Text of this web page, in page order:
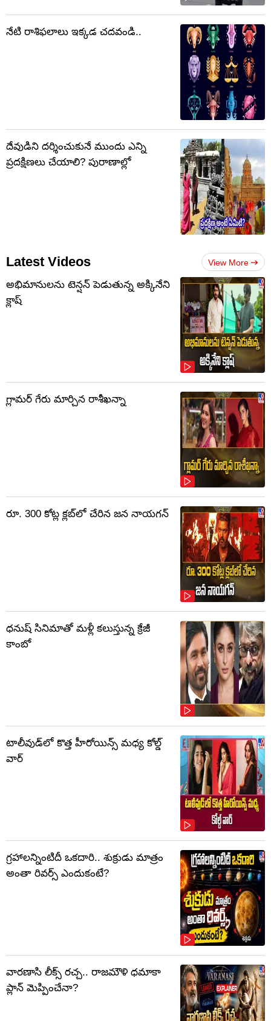
నేటి రాశిఫలాలు ఇక్కడ చదవండి..
దేవుడిని దర్శించుకునే ముందు ఎన్ని
ప్రదక్షిణలు చేయాలి? పురాణాల్లో
Latest Videos View More
అభిమానులను టెన్షన్‌ పెడుతున్న అక్కినేని
క్లాష్‌
గ్లామర్ గేరు మార్చిన రాశీఖన్నా
రూ. 300 కోట్ల క్లబ్‌లో చేరిన జన నాయగన్
ధనుష్ సినిమాతో మళ్లీ కలుస్తున్న క్రేజీ
కాంబో
టాలీవుడ్‌లో కొత్త హీరోయిన్స్ మధ్య కోల్డ్
వార్
గ్రహాలన్నింటిదీ ఒకదారి.. శుక్రుడు మాత్రం
అంతా రివర్స్ ఎందుకంటే?
వారణాసి లీక్స్ రచ్చ.. రాజమౌళి ధమాకా
ప్లాన్ మెప్పించేనా?